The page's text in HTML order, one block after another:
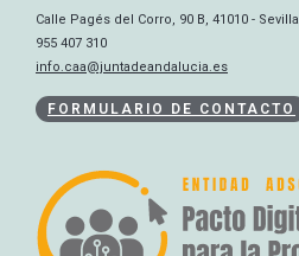
Calle Pagés del Corro, 90 B, 41010 - Sevilla
955 407 310
info.caa@juntadeandalucia.es
FORMULARIO DE CONTACTO